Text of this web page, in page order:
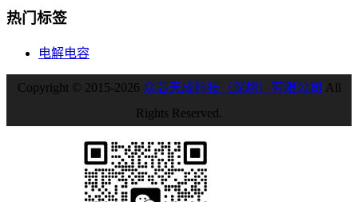
热门标签
电解电容
Copyright © 2015-2026 众芯天成科技（深圳）有限公司 All
Rights Reserved.